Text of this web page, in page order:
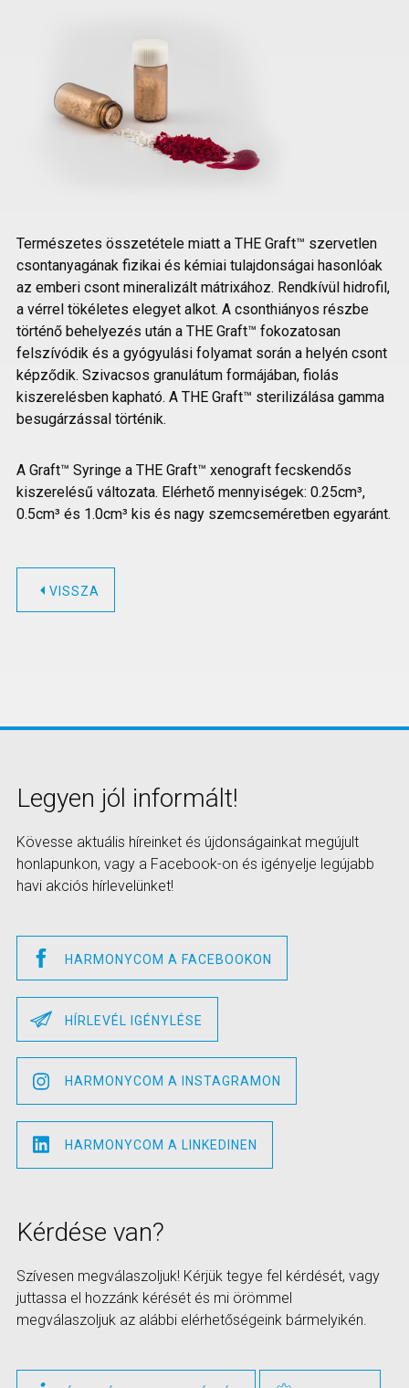
Természetes összetétele miatt a THE Graft™ szervetlen
csontanyagának fizikai és kémiai tulajdonságai hasonlóak
az emberi csont mineralizált mátrixához. Rendkívül hidrofil,
a vérrel tökéletes elegyet alkot. A csonthiányos részbe
történő behelyezés után a THE Graft™ fokozatosan
felszívódik és a gyógyulási folyamat során a helyén csont
képződik. Szivacsos granulátum formájában, fiolás
kiszerelésben kapható. A THE Graft™ sterilizálása gamma
besugárzással történik.
A Graft™ Syringe a THE Graft™ xenograft fecskendős
kiszerelésű változata. Elérhető mennyiségek: 0.25cm³,
0.5cm³ és 1.0cm³ kis és nagy szemcseméretben egyaránt.
VISSZA
Legyen jól informált!
Kövesse aktuális híreinket és újdonságainkat megújult
honlapunkon, vagy a Facebook-on és igényelje legújabb
havi akciós hírlevelünket!
HARMONYCOM A FACEBOOKON
HÍRLEVÉL IGÉNYLÉSE
HARMONYCOM A INSTAGRAMON
HARMONYCOM A LINKEDINEN
Kérdése van?
Szívesen megválaszoljuk! Kérjük tegye fel kérdését, vagy
juttassa el hozzánk kérését és mi örömmel
megválaszoljuk az alábbi elérhetőségeink bármelyikén.